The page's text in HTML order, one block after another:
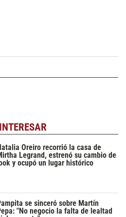
Oreiro recorrió la casa de
Legrand, estrenó su cambio de
y ocupó un lugar histórico
se sinceró sobre Martín
"No negocio la falta de lealtad